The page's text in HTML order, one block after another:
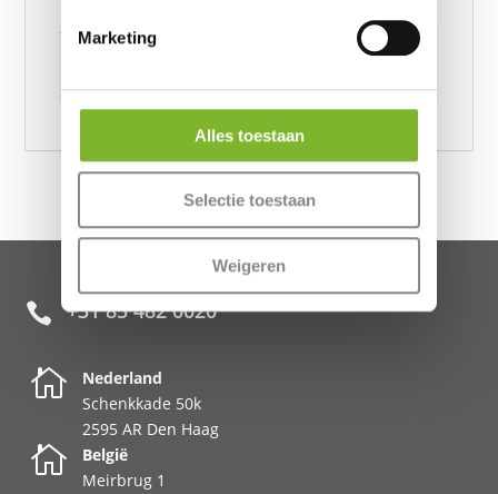
Marketing
Alles toestaan
Selectie toestaan
Weigeren
Antraciet, Creme, Grijs, Wit,
 +31 85 482 0020

Nederland
Schenkkade 50k
2595 AR Den Haag

België
Meirbrug 1